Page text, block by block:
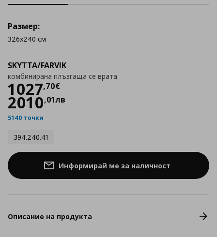
SKYTTA/FARVIK
комбинирана плъзгаща се врата
1027,70€
Цена1027,70 €
2010,01лв
5140 точки
394.240.41
Размер:
326x240 см
Информирай ме за наличност
Описание на продукта